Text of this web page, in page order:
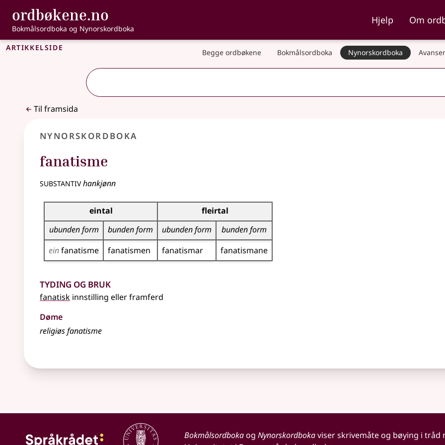
Gå til hovudinnhald
Tilgjenge
ordbøkene.no , Bokmålsordboka og Nynorskordboka
Bokmålsordboka og Nynorskordboka
Hjelp Om
Artikkelside Begge ordbøkene Bokmålsordboka Nynorskordboka
Til framsida
Nynorskordboka
fanatisme
substantivhankjønn
Bøyningstabell for dette substantivet
eintal
fleirtal
ubunden form
bunden form ubunden form
bunden form
einfanatisme fanatismen fanatismar fanatismane
Tyding og bruk
fanatisk innstilling ellerframferd
Døme
religiøs fanatisme
Bokmålsordbokaog Nynorskordbokaviser skrivemåte og bøying i tråd